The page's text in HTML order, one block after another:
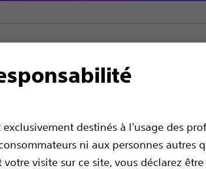
destinés à l'usage des
ni aux personnes autres
visite sur ce site, vous déclarez
périphérique AngioJet™ Système de